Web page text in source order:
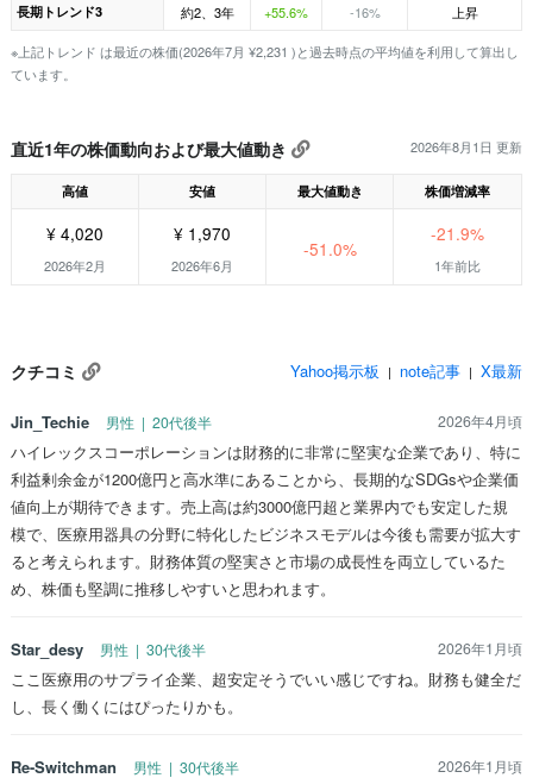
長期トレンド3 約2、3年 +55.6% -16% 上昇
※上記トレンド は最近の株価(2026年7月 ¥2,231 )と過去時点の平均値を利用して算出し
ています。
直近1年の株価動向および最大値動き 2026年8月1日 更新
高値 安値 最大値動き 株価増減率
¥ 4,020
2026年2月
¥ 1,970
2026年6月
-51.0%
-21.9%
1年前比
クチコミ Yahoo掲示板 | note記事 | X最新
Jin_Techie 男性 | 20代後半 2026年4月頃
ハイレックスコーポレーションは財務的に非常に堅実な企業であり、特に
利益剰余金が1200億円と高水準にあることから、長期的なSDGsや企業価
値向上が期待できます。売上高は約3000億円超と業界内でも安定した規
模で、医療用器具の分野に特化したビジネスモデルは今後も需要が拡大す
ると考えられます。財務体質の堅実さと市場の成長性を両立しているた
め、株価も堅調に推移しやすいと思われます。
Star_desy 男性 | 30代後半 2026年1月頃
ここ医療用のサプライ企業、超安定そうでいい感じですね。財務も健全だ
し、長く働くにはぴったりかも。
Re-Switchman 男性 | 30代後半 2026年1月頃